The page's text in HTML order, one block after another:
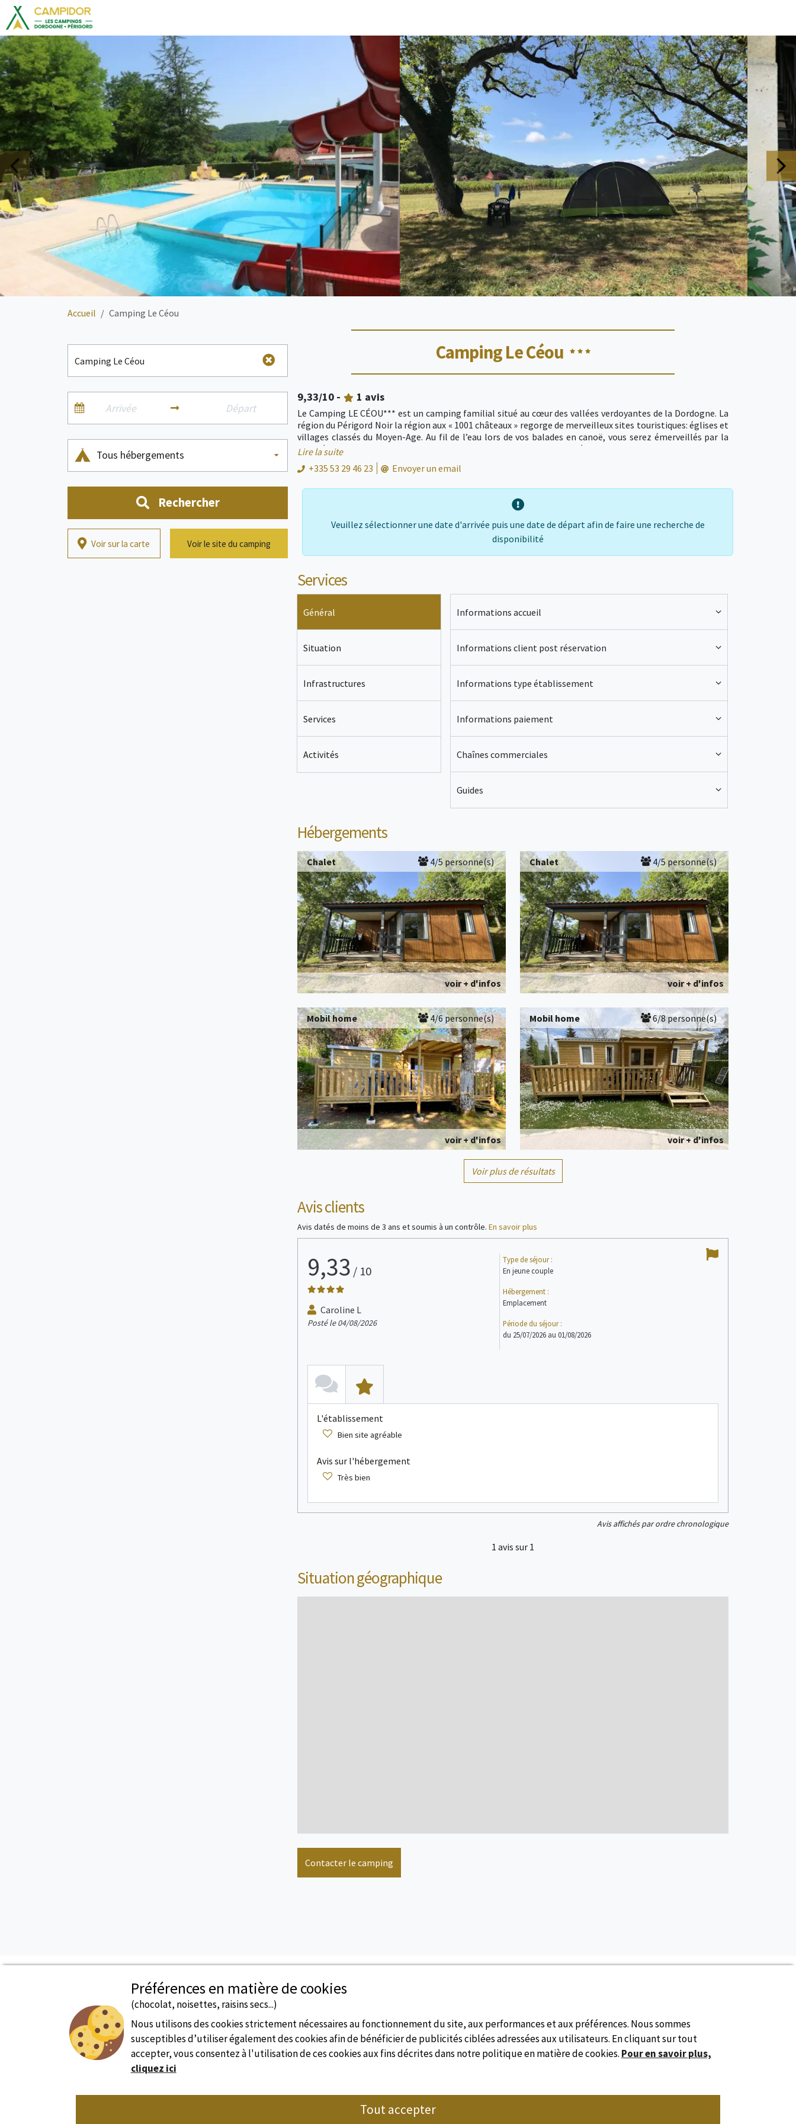
Accueil Camping Le Céou
Tous hébergements
Rechercher
Voir sur la carte Voir le site du camping
Camping Le Céou
9,33/10 - 1 avis
Le Camping LE CÉOU*** est un camping familial situé au cœur des vallées verdoyantes de la Dordogne. La
région du Périgord Noir la région aux « 1001 châteaux » regorge de merveilleux sites touristiques: églises et
villages classés du Moyen-Age. Au fil de l’eau lors de vos balades en canoë, vous serez émerveillés par la
beauté des plages et des cascades. Les incontournables de notre région : Sarlat, Domme, Beynac, Les
Grottes de Lascaux, Rocamadour, Padirac.
Lire la suite
+335 53 29 46 23
Envoyer un email
Veuillez sélectionner une date d'arrivée puis une date de départ afin de faire une recherche de
disponibilité
Services
Général
Situation
Infrastructures
Services
Activités
Informations accueil
Informations client post réservation
Informations type établissement
Informations paiement
Chaînes commerciales
Guides
Hébergements
Chalet 4/5 personne(s)
voir + d'infos
Chalet 4/5 personne(s)
voir + d'infos
Mobil home 4/6 personne(s)
voir + d'infos
Mobil home 6/8 personne(s)
voir + d'infos
2 personne(s) Emplacement
Voir plus de résultats
Avis clients
Avis datés de moins de 3 ans et soumis à un contrôle. En savoir plus
9,33 / 10
Caroline L
Posté le 04/08/2026
Type de séjour :
En jeune couple
Hébergement :
Emplacement
Période du séjour :
du 25/07/2026 au 01/08/2026
L'établissement
Bien site agréable
Avis sur l'hébergement
Très bien
Avis affichés par ordre chronologique
1 avis sur 1
Situation géographique
Contacter le camping
Paiement Sécurisé Disponibilités en temps réel De commission
Préférences en matière de cookies
(chocolat, noisettes, raisins secs...)
Nous utilisons des cookies strictement nécessaires au fonctionnement du site, aux performances et aux préférences. Nous sommes
susceptibles d’utiliser également des cookies afin de bénéficier de publicités ciblées adressées aux utilisateurs. En cliquant sur tout
accepter, vous consentez à l'utilisation de ces cookies aux fins décrites dans notre politique en matière de cookies. Pour en savoir plus,
cliquez ici
Tout accepter